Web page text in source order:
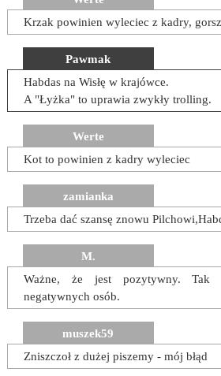
Krzak powinien wyleciec z kadry,
Pawmak
Habdas na Wisłę w krajówce.
A "Łyżka" to uprawia zwykły trolling.
Werte
Kot to powinien z kadry wyleciec
zamianka
Trzeba dać szansę znowu
M.
Ważne, że jest pozytywny. Tak
negatywnych osób.
muszek59
Zniszczoł z dużej piszemy - mój błąd